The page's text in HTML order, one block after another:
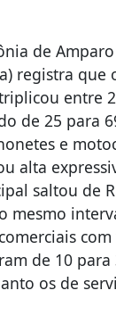
de
registra que
entre
de 25 para
e
alta
saltou de
mesmo
de 10 para
os de